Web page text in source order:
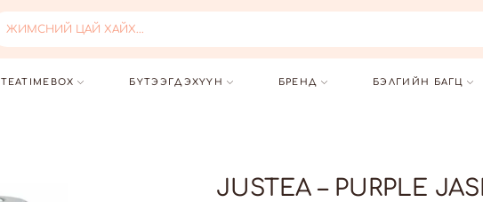
ЖИМСНИЙ ЦАЙ ХАЙХ...
TEATIMEBOX БҮТЭЭГДЭХҮҮН БРЕНД БЭЛГИЙН БАГЦ
JUSTEA – PURPLE